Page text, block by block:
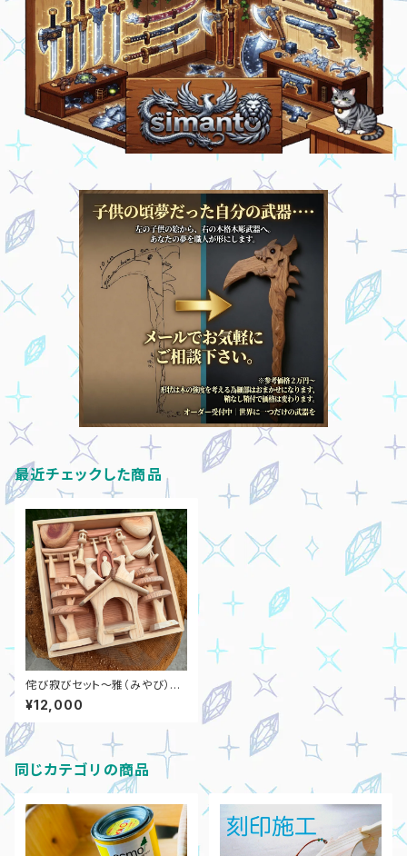
最近チェックした商品
侘び寂びセット〜雅（みやび）〜
（横30cm高さ30cm）
¥12,000
同じカテゴリの商品